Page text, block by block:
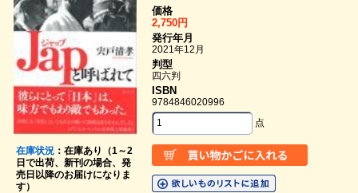
在庫状況：在庫あり（1～2
日で出荷、新刊の場合、発
売日以降のお届けになりま
す）
価格
2,750円
発行年月
2021年12月
判型
四六判
ISBN
9784846020996
点